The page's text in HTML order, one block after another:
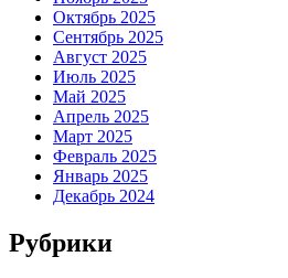
Октябрь 2025
Сентябрь 2025
Август 2025
Июль 2025
Май 2025
Апрель 2025
Март 2025
Февраль 2025
Январь 2025
Декабрь 2024
Рубрики